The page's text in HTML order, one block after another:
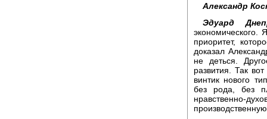
Александр
Эдуард
приоритет,
доказал
не деться.
развития. Так
винтик нового
без рода, без
нравственно-